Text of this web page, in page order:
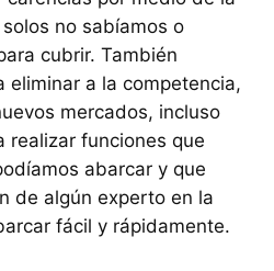
no sabíamos o
cubrir. También
eliminar a la competencia,
mercados, incluso
realizar funciones que
abarcar y que
de algún experto en la
fácil y rápidamente.